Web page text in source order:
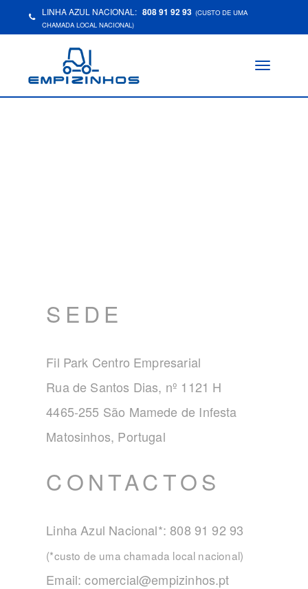
LINHA AZUL NACIONAL: 808 91 92 93 (CUSTO DE UMA
CHAMADA LOCAL NACIONAL)
Toggle
SEDE
Fil Park Centro Empresarial
Rua de Santos Dias, nº 1121 H
4465-255 São Mamede de Infesta
Matosinhos, Portugal
CONTACTOS
Linha Azul Nacional*: 808 91 92 93
(*custo de uma chamada local nacional)
Email:comercial@empizinhos.pt